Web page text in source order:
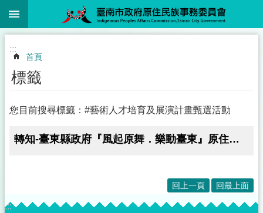
跳到主要內容區塊
:::
首頁
標籤
您目前搜尋標籤：#藝術人才培育及展演計畫甄選活動
轉知-臺東縣政府『風起原舞．樂動臺東』原住民族表演藝術人才培育及展演計畫甄選活動
回上一頁 回最上面
:::